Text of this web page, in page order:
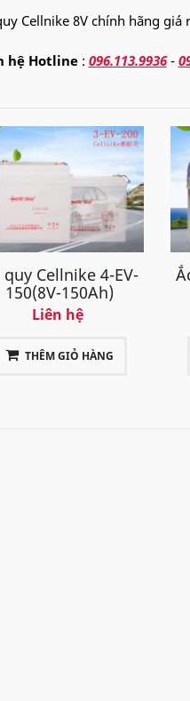
Cellnike 8V chính hãng
hệ Hotline: 096.113.9936-
quy Cellnike 4-EV-
150(8V-150Ah)
Liên hệ
THÊM GIỎ HÀNG